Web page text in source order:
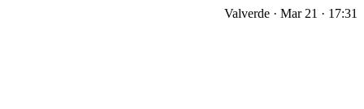
Valverde · Mar 21 · 17:31